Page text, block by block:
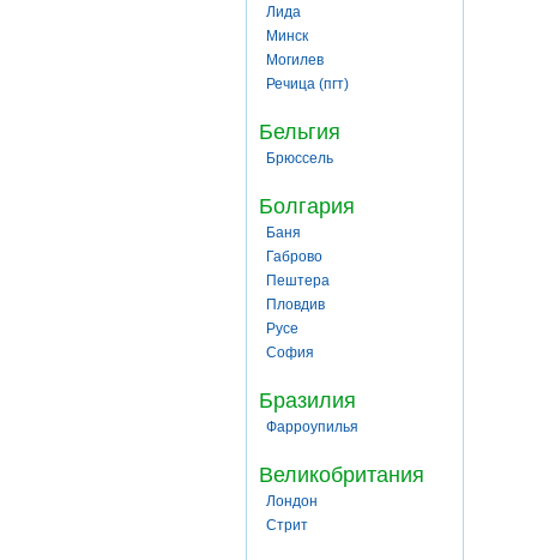
Лида
Минск
Могилев
Речица (пгт)
Бельгия
Брюссель
Болгария
Баня
Габрово
Пештера
Пловдив
Русе
София
Бразилия
Фарроупилья
Великобритания
Лондон
Стрит